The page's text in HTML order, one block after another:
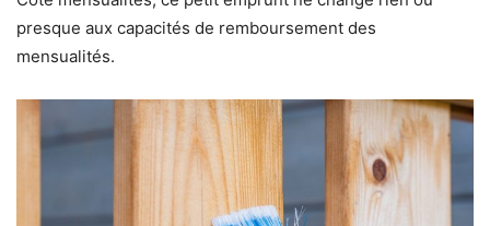
presque aux capacités de remboursement des
mensualités.